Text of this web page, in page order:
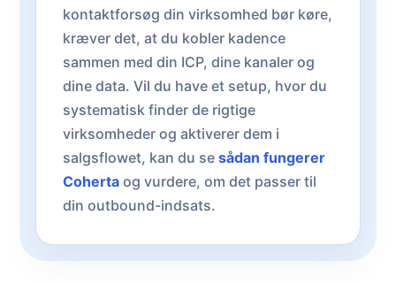
kontaktforsøg din virksomhed bør køre,
kræver det, at du kobler kadence
sammen med din ICP, dine kanaler og
dine data. Vil du have et setup, hvor du
systematisk finder de rigtige
virksomheder og aktiverer dem i
salgsflowet, kan du se sådan fungerer
Coherta og vurdere, om det passer til
din outbound-indsats.